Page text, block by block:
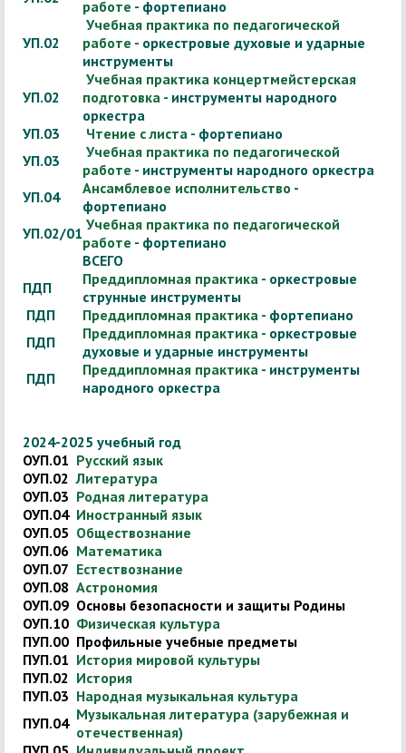
работе - фортепиано
УП.02
Учебная практика по педагогической
работе - оркестровые духовые и ударные
инструменты
УП.02
Учебная практика концертмейстерская
подготовка - инструменты народного
оркестра
УП.03
Чтение с листа - фортепиано
УП.03
Учебная практика по педагогической
работе - инструменты народного оркестра
УП.04
Ансамблевое исполнительство -
фортепиано
УП.02/01 Учебная практика по педагогической
работе - фортепиано
ВСЕГО
ПДП
Преддипломная практика - оркестровые
струнные инструменты
ПДП
Преддипломная практика - фортепиано
ПДП
Преддипломная практика - оркестровые
духовые и ударные инструменты
ПДП
Преддипломная практика - инструменты
народного оркестра
2024-2025 учебный год
ОУП.01 Русский язык
ОУП.02 Литература
ОУП.03 Родная литература
ОУП.04 Иностранный язык
ОУП.05 Обществознание
ОУП.06 Математика
ОУП.07 Естествознание
ОУП.08 Астрономия
ОУП.09 Основы безопасности и защиты Родины
ОУП.10 Физическая культура
ПУП.00 Профильные учебные предметы
ПУП.01 История мировой культуры
ПУП.02 История
ПУП.03 Народная музыкальная культура
ПУП.04 Музыкальная литература (зарубежная и
отечественная)